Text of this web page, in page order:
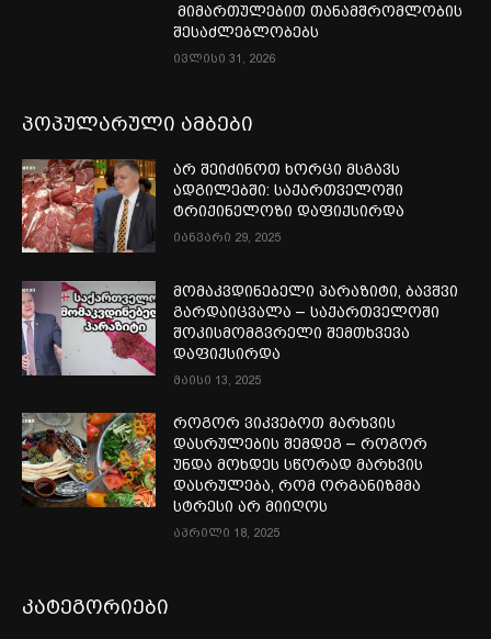
მიმართულებით თანამშრომლობის
შესაძლებლობებს
ივლისი 31, 2026
პოპულარული ამბები
არ შეიძინოთ ხორცი მსგავს
ადგილებში: საქართველოში
ტრიქინელოზი დაფიქსირდა
იანვარი 29, 2025
მომაკვდინებელი პარაზიტი, ბავშვი
გარდაიცვალა – საქართველოში
შოკისმომგვრელი შემთხვევა
დაფიქსირდა
მაისი 13, 2025
როგორ ვიკვებოთ მარხვის
დასრულების შემდეგ – როგორ
უნდა მოხდეს სწორად მარხვის
დასრულება, რომ ორგანიზმმა
სტრესი არ მიიღოს
აპრილი 18, 2025
კატეგორიები